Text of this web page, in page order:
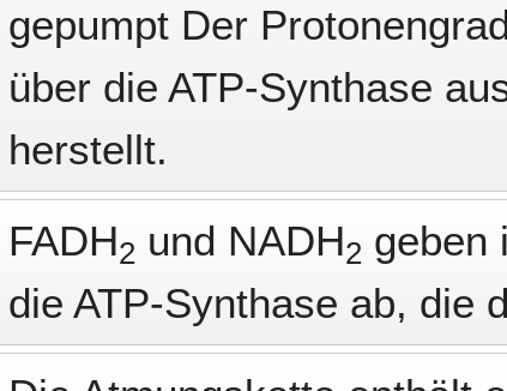
gepumpt Der
über die ATP-Synthase
herstellt.
FADH2 und NADH2 geben
die ATP-Synthase ab, die